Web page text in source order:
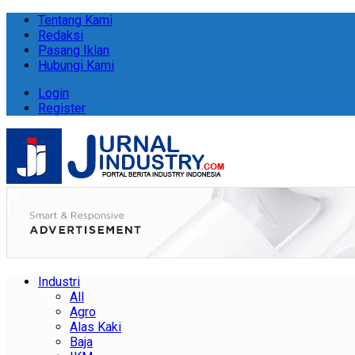
Tentang Kami
Redaksi
Pasang Iklan
Hubungi Kami
Login
Register
Industri
All
Agro
Alas Kaki
Baja